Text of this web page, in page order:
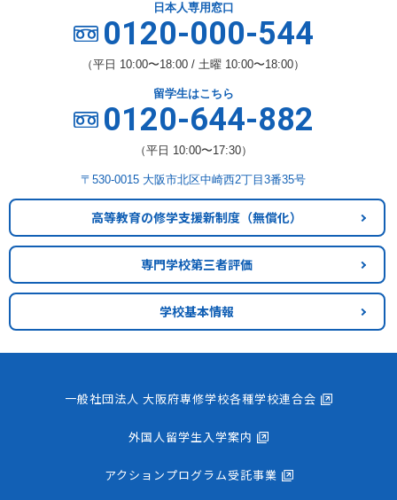
日本人専用窓口
0120-000-544
（平日 10:00〜18:00 / 土曜 10:00〜18:00）
留学生はこちら
0120-644-882
（平日 10:00〜17:30）
〒530-0015 大阪市北区中崎西2丁目3番35号
高等教育の修学支援新制度 （無償化）
専門学校第三者評価
学校基本情報
一般社団法人 大阪府専修学校各種学校連合会
外国人留学生入学案内
アクションプログラム受託事業